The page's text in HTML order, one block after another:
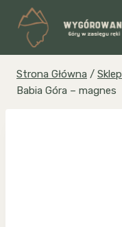
Przejdź
treści
Strona Główna / Sklep
Babia Góra – magnes